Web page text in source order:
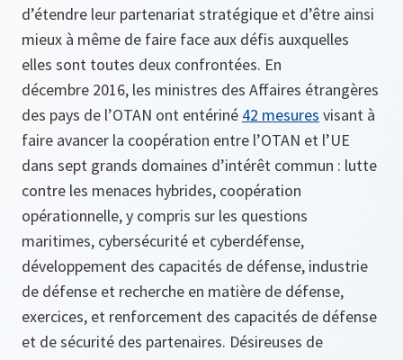
d’étendre leur partenariat stratégique et d’être ainsi
mieux à même de faire face aux défis auxquelles
elles sont toutes deux confrontées. En
décembre 2016, les ministres des Affaires étrangères
des pays de l’OTAN ont entériné 42 mesures visant à
faire avancer la coopération entre l’OTAN et l’UE
dans sept grands domaines d’intérêt commun : lutte
contre les menaces hybrides, coopération
opérationnelle, y compris sur les questions
maritimes, cybersécurité et cyberdéfense,
développement des capacités de défense, industrie
de défense et recherche en matière de défense,
exercices, et renforcement des capacités de défense
et de sécurité des partenaires. Désireuses de